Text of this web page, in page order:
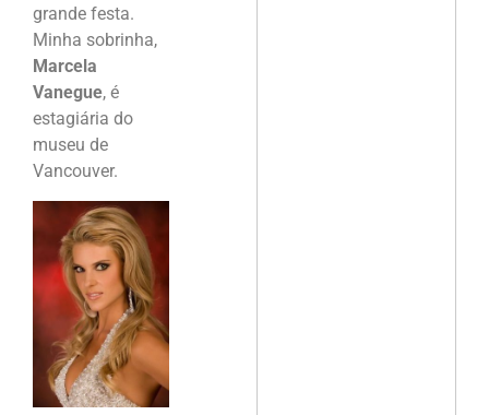
grande festa.
Minha sobrinha,
Marcela
Vanegue, é
estagiária do
museu de
Vancouver.